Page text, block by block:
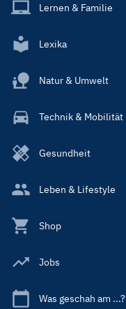
Lernen & Familie
Lexika
Natur & Umwelt
Technik & Mobilität
Gesundheit
Leben & Lifestyle
Shop
Jobs
Was geschah am ...?